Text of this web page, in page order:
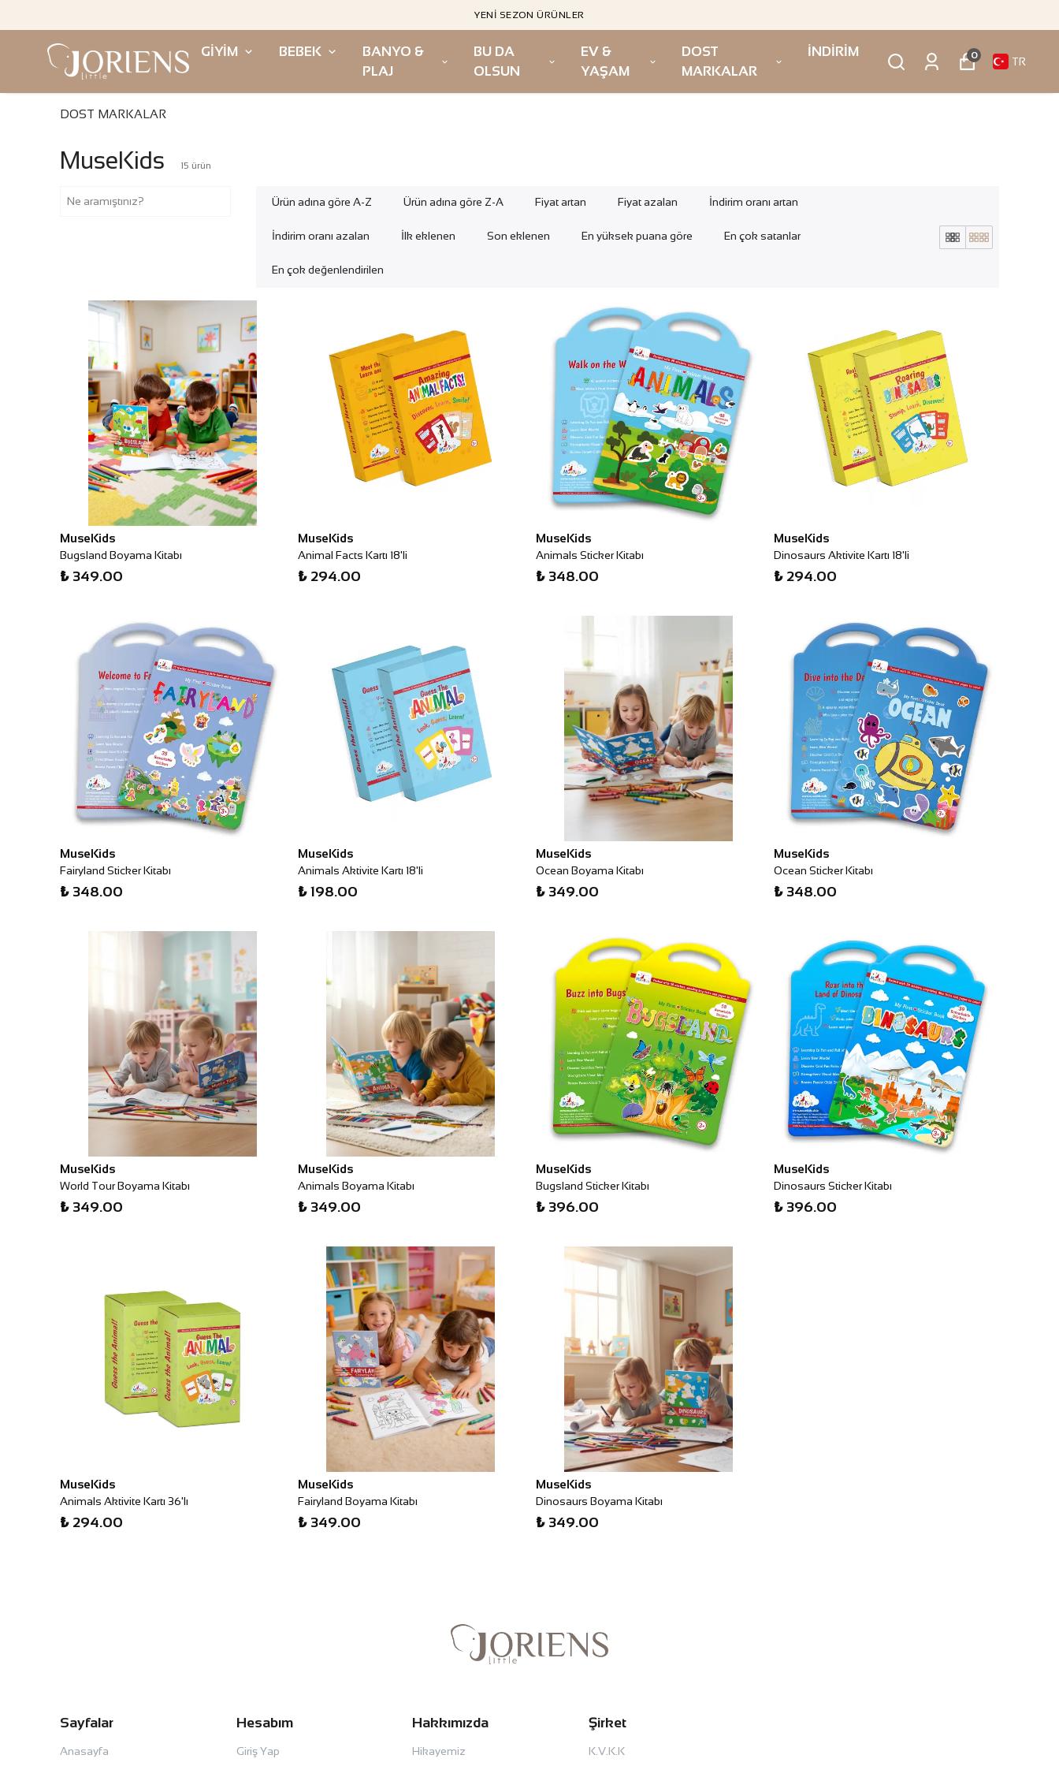
YENI SEZON ÜRÜNLER
GİYİM BEBEK
BANYO &
PLAJ
BU DA
OLSUN
EV &
YAŞAM
DOST
MARKALAR
İNDİRİM 0 TR
DOST MARKALAR
MuseKids 15 ürün
Ürün adına göre A-Z Ürün adına göre Z-A Fiyat artan Fiyat azalan İndirim oranı artan
İndirim oranı azalan İlk eklenen Son eklenen En yüksek puana göre En çok satanlar
En çok değenlendirilen
MuseKids
Bugsland Boyama Kitabı
₺ 349.00
MuseKids
Animal Facts Kartı 18'li
₺ 294.00
MuseKids
Animals Sticker Kitabı
₺ 348.00
MuseKids
Dinosaurs Aktivite Kartı 18'li
₺ 294.00
MuseKids
Fairyland Sticker Kitabı
₺ 348.00
MuseKids
Animals Aktivite Kartı 18'li
₺ 198.00
MuseKids
Ocean Boyama Kitabı
₺ 349.00
MuseKids
Ocean Sticker Kitabı
₺ 348.00
MuseKids
World Tour Boyama Kitabı
₺ 349.00
MuseKids
Animals Boyama Kitabı
₺ 349.00
MuseKids
Bugsland Sticker Kitabı
₺ 396.00
MuseKids
Dinosaurs Sticker Kitabı
₺ 396.00
MuseKids
Animals Aktivite Kartı 36'lı
₺ 294.00
MuseKids
Fairyland Boyama Kitabı
₺ 349.00
MuseKids
Dinosaurs Boyama Kitabı
₺ 349.00
Sayfalar
Anasayfa
Hesabım
Giriş Yap
Hakkımızda
Hikayemiz
Şirket
K.V.K.K